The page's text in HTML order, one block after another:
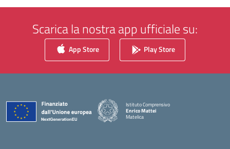
Scarica la nostra app ufficiale su:
App Store Play Store
Istituto Comprensivo
Enrico Mattei
Matelica